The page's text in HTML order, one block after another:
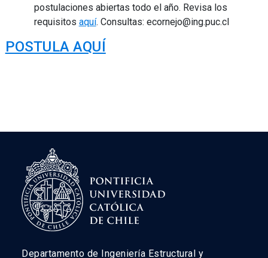
postulaciones abiertas todo el año. Revisa los
requisitos aquí. Consultas: ecornejo@ing.puc.cl
POSTULA AQUÍ
Departamento de Ingeniería Estructural y